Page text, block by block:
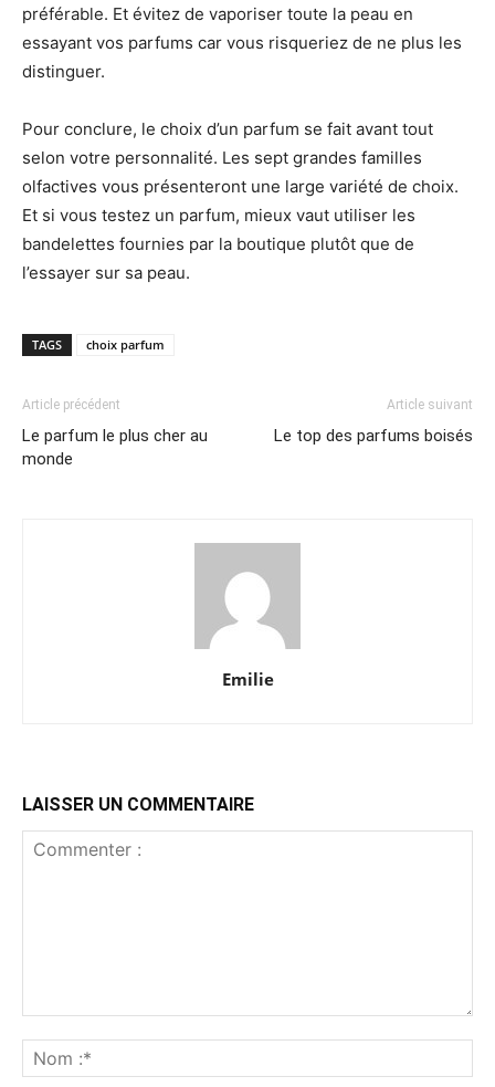
préférable. Et évitez de vaporiser toute la peau en
essayant vos parfums car vous risqueriez de ne plus les
distinguer.
Pour conclure, le choix d’un parfum se fait avant tout
selon votre personnalité. Les sept grandes familles
olfactives vous présenteront une large variété de choix.
Et si vous testez un parfum, mieux vaut utiliser les
bandelettes fournies par la boutique plutôt que de
l’essayer sur sa peau.
TAGS choix parfum
Article précédent
Le parfum le plus cher au
monde
Article suivant
Le top des parfums boisés
Emilie
LAISSER UN COMMENTAIRE